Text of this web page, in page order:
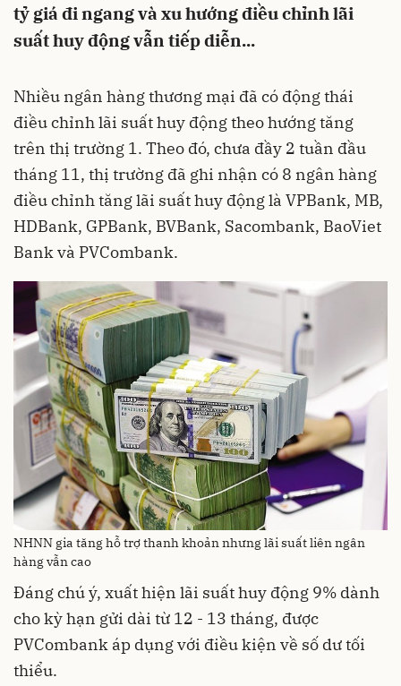
tỷ giá đi ngang và xu hướng điều chỉnh lãi
suất huy động vẫn tiếp diễn...
Nhiều ngân hàng thương mại đã có động thái
điều chỉnh lãi suất huy động theo hướng tăng
trên thị trường 1. Theo đó, chưa đầy 2 tuần đầu
tháng 11, thị trường đã ghi nhận có 8 ngân hàng
điều chỉnh tăng lãi suất huy động là VPBank, MB,
HDBank, GPBank, BVBank, Sacombank, BaoViet
Bank và PVCombank.
NHNN gia tăng hỗ trợ thanh khoản nhưng lãi suất liên ngân
hàng vẫn cao
Đáng chú ý, xuất hiện lãi suất huy động 9% dành
cho kỳ hạn gửi dài từ 12 - 13 tháng, được
PVCombank áp dụng với điều kiện về số dư tối
thiểu.